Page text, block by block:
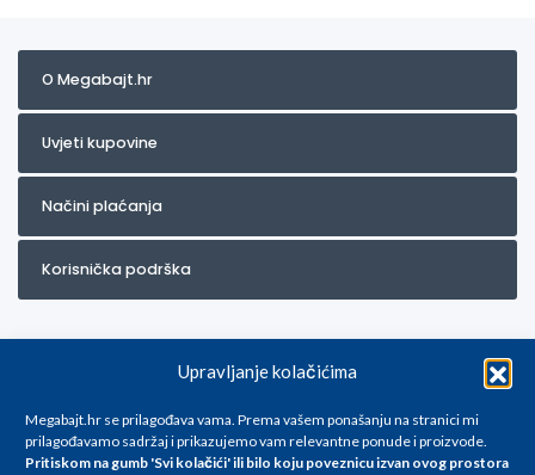
Upravljanje kolačićima
Megabajt.hr se prilagođava vama. Prema vašem ponašanju na stranici mi
prilagođavamo sadržaj i prikazujemo vam relevantne ponude i proizvode.
Pritiskom na gumb 'Svi kolačići' ili bilo koju poveznicu izvan ovog prostora
O Megabajt.hr
Uvjeti kupovine
Načini plaćanja
Korisnička podrška